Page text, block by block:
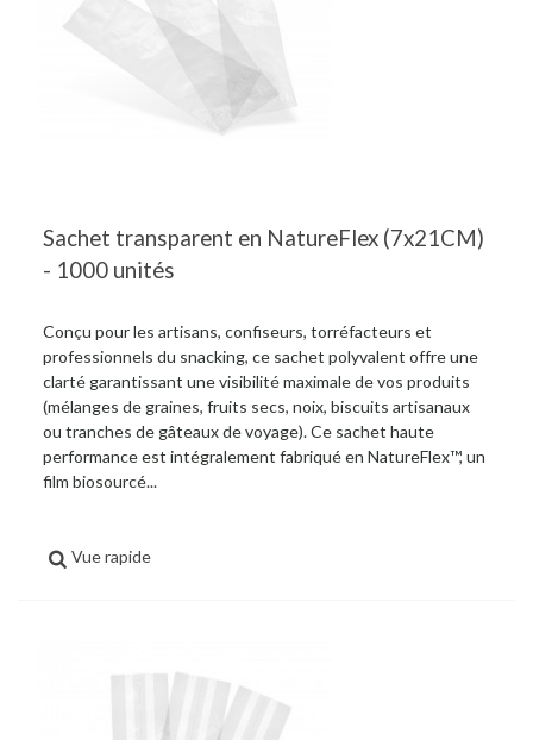
Sachet transparent en NatureFlex (7x21CM)
- 1000 unités
Conçu pour les artisans, confiseurs, torréfacteurs et
professionnels du snacking, ce sachet polyvalent offre une
clarté garantissant une visibilité maximale de vos produits
(mélanges de graines, fruits secs, noix, biscuits artisanaux
ou tranches de gâteaux de voyage). Ce sachet haute
performance est intégralement fabriqué en NatureFlex™, un
film biosourcé...
Vue rapide